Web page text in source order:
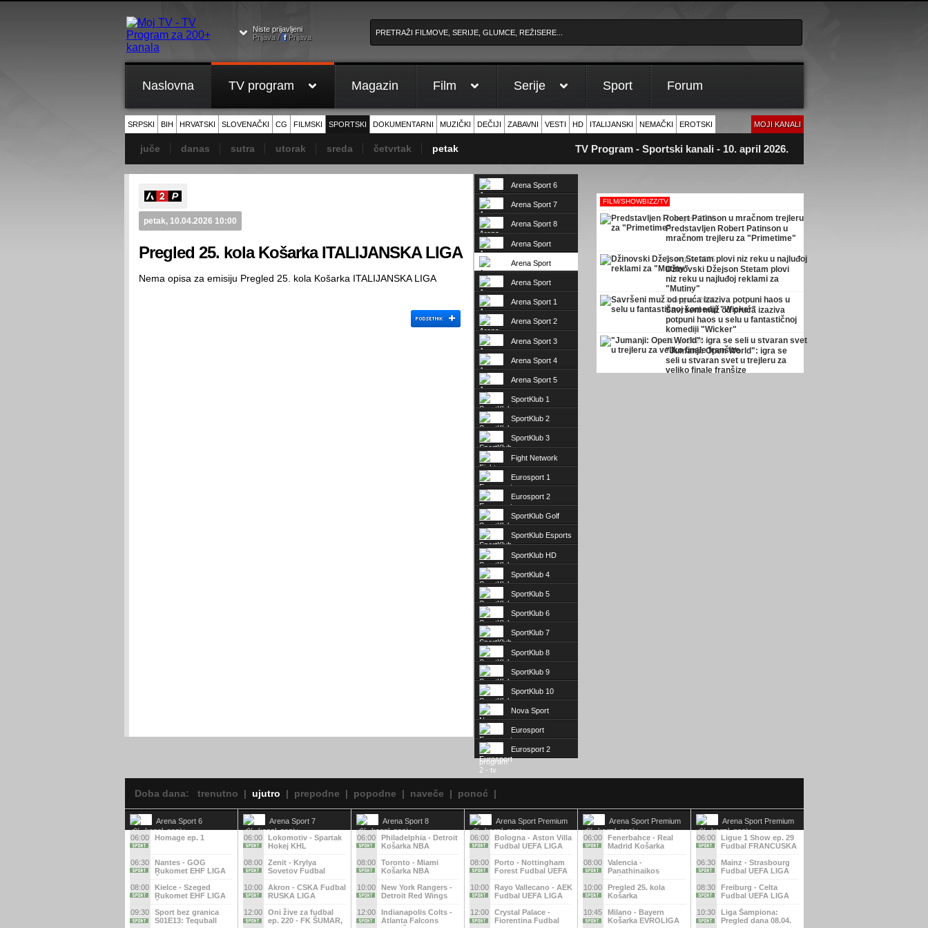
Niste prijavljeni
Prijava / fPrijava
Naslovna TV program Magazin Film Serije Sport Forum
SRPSKI BIH HRVATSKI SLOVENAČKI CG FILMSKI SPORTSKI DOKUMENTARNI MUZIČKI DEČIJI ZABAVNI VESTI HD ITALIJANSKI NEMAČKI EROTSKI MOJI KANALI
TV Program - Sportski kanali - 10. april 2026.
juče danas sutra utorak sreda četvrtak petak
petak, 10.04.2026 10:00
Pregled 25. kola Košarka ITALIJANSKA LIGA
Nema opisa za emisiju Pregled 25. kola Košarka ITALIJANSKA LIGA
Arena Sport 6
Arena Sport 7
Arena Sport 8
Arena Sport
Premium 1
Arena Sport
Premium 2
Arena Sport
Premium 3
Arena Sport 1
Arena Sport 2
Arena Sport 3
Arena Sport 4
Arena Sport 5
SportKlub 1
SportKlub 2
SportKlub 3
Fight Network
Eurosport 1
Eurosport 2
SportKlub Golf
SportKlub Esports
SportKlub HD
SportKlub 4
SportKlub 5
SportKlub 6
SportKlub 7
SportKlub 8
SportKlub 9
SportKlub 10
Nova Sport
Eurosport
Eurosport 2
FILM/SHOWBIZZ/TV
7. avgust 2026.
Predstavljen Robert Patinson u
mračnom trejleru za "Primetime"
5. avgust 2026.
Džinovski Džejson Stetam plovi
niz reku u najluđoj reklami za
"Mutiny"
3. avgust 2026.
Savršeni muž od pruća izaziva
potpuni haos u selu u fantastičnoj
komediji "Wicker"
31. jul 2026.
"Jumanji: Open World": igra se
seli u stvaran svet u trejleru za
veliko finale franšize
Doba dana: trenutno | ujutro | prepodne | popodne | naveče | ponoć |
Arena Sport 6
06:00
Homage ep. 1
06:30
Nantes - GOG
Rukomet EHF LIGA
08:00
Kielce - Szeged
Rukomet EHF LIGA
09:30
Sport bez granica
S01E13: Tequball
Arena Sport 7
06:00
Lokomotiv - Spartak
Hokej KHL
08:00
Zenit - Krylya
Sovetov Fudbal
10:00
Akron - CSKA Fudbal
RUSKA LIGA
12:00
Oni žive za fudbal
ep. 220 - FK ŠUMAR,
Arena Sport 8
06:00
Philadelphia - Detroit
Košarka NBA
08:00
Toronto - Miami
Košarka NBA
10:00
New York Rangers -
Detroit Red Wings
12:00
Indianapolis Colts -
Atlanta Falcons
Arena Sport Premium
1
06:00
Bologna - Aston Villa
Fudbal UEFA LIGA
08:00
Porto - Nottingham
Forest Fudbal UEFA
10:00
Rayo Vallecano - AEK
Fudbal UEFA LIGA
12:00
Crystal Palace -
Fiorentina Fudbal
Arena Sport Premium
2
06:00
Fenerbahce - Real
Madrid Košarka
08:00
Valencia -
Panathinaikos
10:00
Pregled 25. kola
Košarka
10:45
Milano - Bayern
Košarka EVROLIGA
Arena Sport Premium
3
06:00
Ligue 1 Show ep. 29
Fudbal FRANCUSKA
06:30
Mainz - Strasbourg
Fudbal UEFA LIGA
08:30
Freiburg - Celta
Fudbal UEFA LIGA
10:30
Liga Šampiona:
Pregled dana 08.04.